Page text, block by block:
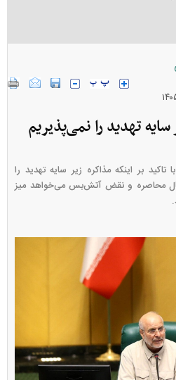
تهدید را نمی‌پذیریم
بر اینکه مذاکره زیر سایه تهدید را
محاصره و نقض آتش‌بس می‌خواهد میز